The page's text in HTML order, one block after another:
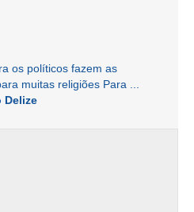
os políticos fazem as
muitas religiões Para ...
Delize